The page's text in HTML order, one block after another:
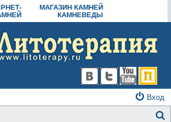
МАГАЗИН КАМНЕЙ
КАМНЕВЕДЫ
Вход